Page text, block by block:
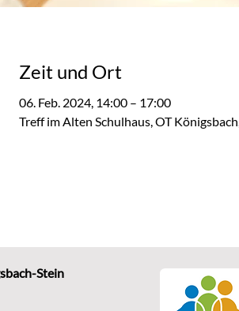
Zeit und Ort
06. Feb. 2024, 14:00 – 17:00
Treff im Alten Schulhaus, OT
Stein